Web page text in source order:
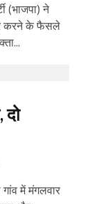
(भाजपा) ने
करने के फैसले
में मंगलवार